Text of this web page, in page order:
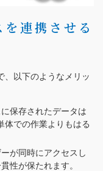
連携させる
、以下のようなメリッ
に保存されたデータは
体での作業よりもはる
が同時にアクセスし
性が保たれます。